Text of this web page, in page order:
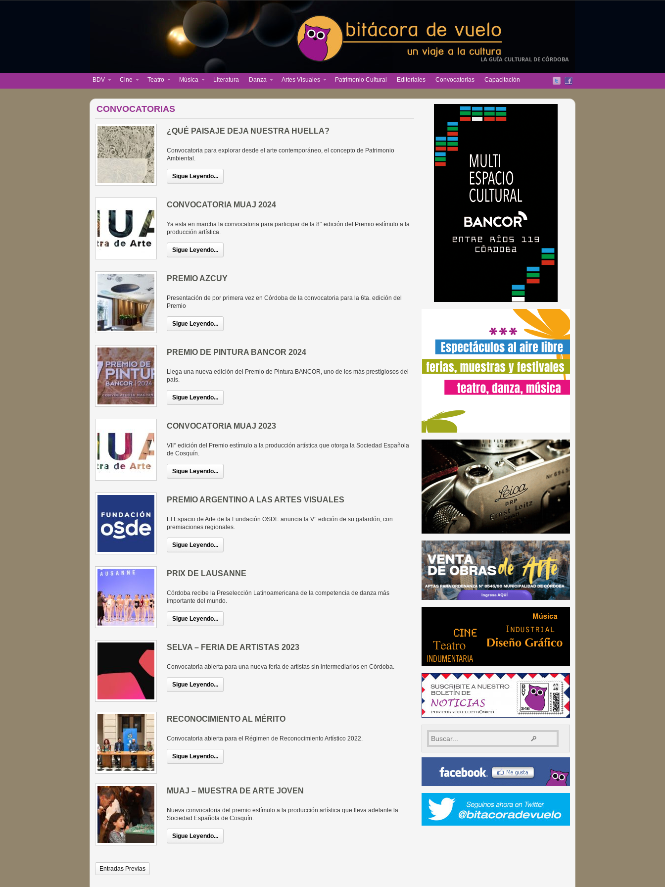
LA GUÍA CULTURAL DE CÓRDOBA
BDV Cine Teatro Música Literatura Danza Artes Visuales Patrimonio Cultural Editoriales Convocatorias Capacitación
CONVOCATORIAS
¿QUÉ PAISAJE DEJA NUESTRA HUELLA?
Convocatoria para explorar desde el arte contemporáneo, el concepto de Patrimonio
Ambiental.
Sigue Leyendo...
CONVOCATORIA MUAJ 2024
Ya esta en marcha la convocatoria para participar de la 8° edición del Premio estímulo a la
producción artística.
Sigue Leyendo...
PREMIO AZCUY
Presentación de por primera vez en Córdoba de la convocatoria para la 6ta. edición del
Premio
Sigue Leyendo...
PREMIO DE PINTURA BANCOR 2024
Llega una nueva edición del Premio de Pintura BANCOR, uno de los más prestigiosos del
país.
Sigue Leyendo...
CONVOCATORIA MUAJ 2023
VII° edición del Premio estímulo a la producción artística que otorga la Sociedad Española
de Cosquín.
Sigue Leyendo...
PREMIO ARGENTINO A LAS ARTES VISUALES
El Espacio de Arte de la Fundación OSDE anuncia la V° edición de su galardón, con
premiaciones regionales.
Sigue Leyendo...
PRIX DE LAUSANNE
Córdoba recibe la Preselección Latinoamericana de la competencia de danza más
importante del mundo.
Sigue Leyendo...
SELVA – FERIA DE ARTISTAS 2023
Convocatoria abierta para una nueva feria de artistas sin intermediarios en Córdoba.
Sigue Leyendo...
RECONOCIMIENTO AL MÉRITO
Convocatoria abierta para el Régimen de Reconocimiento Artístico 2022.
Sigue Leyendo...
MUAJ – MUESTRA DE ARTE JOVEN
Nueva convocatoria del premio estímulo a la producción artística que lleva adelante la
Sociedad Española de Cosquín.
Sigue Leyendo...
Entradas Previas